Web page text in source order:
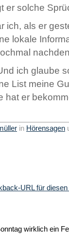
er solche
ich, als er
lokale
ich glaube
List meine
hat er
in Hörensagen
URL für diesen
wirklich ein